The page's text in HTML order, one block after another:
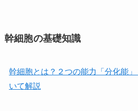
幹細胞の基礎知識
幹細胞とは？２つの能力「分化能
いて解説